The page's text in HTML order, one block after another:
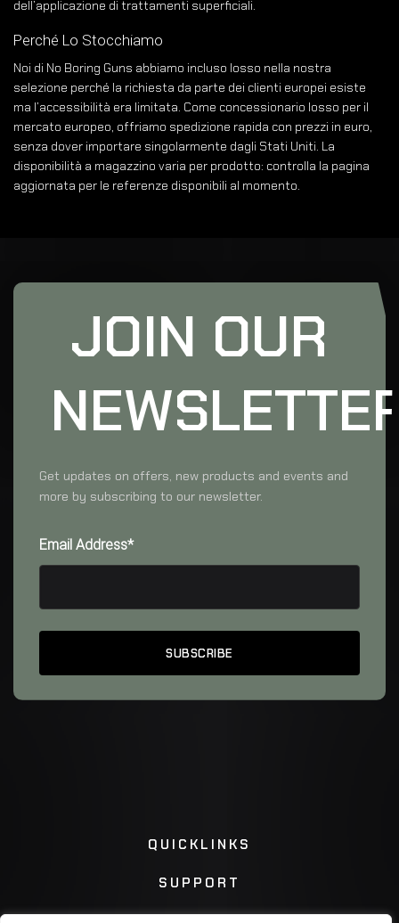
dell’applicazione di trattamenti superficiali.
Perché Lo Stocchiamo
Noi di No Boring Guns abbiamo incluso Iosso nella nostra
selezione perché la richiesta da parte dei clienti europei esiste
ma l’accessibilità era limitata. Come concessionario Iosso per il
mercato europeo, offriamo spedizione rapida con prezzi in euro,
senza dover importare singolarmente dagli Stati Uniti. La
disponibilità a magazzino varia per prodotto: controlla la pagina
aggiornata per le referenze disponibili al momento.
JOIN OUR
Get updates on offers, new products and events and
more by subscribing to our newsletter.
Email Address*
QUICKLINKS
SUPPORT